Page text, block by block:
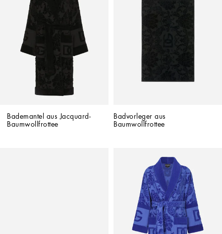
Bademantel aus Jacquard-
Baumwollfrottee
Badvorleger aus
Baumwollfrottee